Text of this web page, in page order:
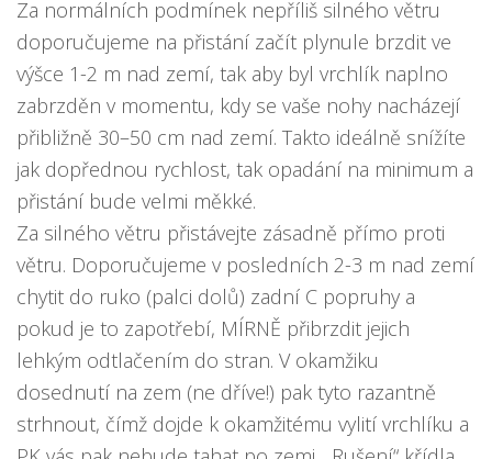
Za normálních podmínek nepříliš silného větru
doporučujeme na přistání začít plynule brzdit ve
výšce 1-2 m nad zemí, tak aby byl vrchlík naplno
zabrzděn v momentu, kdy se vaše nohy nacházejí
přibližně 30–50 cm nad zemí. Takto ideálně snížíte
jak dopřednou rychlost, tak opadání na minimum a
přistání bude velmi měkké.
Za silného větru přistávejte zásadně přímo proti
větru. Doporučujeme v posledních 2-3 m nad zemí
chytit do ruko (palci dolů) zadní C popruhy a
pokud je to zapotřebí, MÍRNĚ přibrzdit jejich
lehkým odtlačením do stran. V okamžiku
dosednutí na zem (ne dříve!) pak tyto razantně
strhnout, čímž dojde k okamžitému vylití vrchlíku a